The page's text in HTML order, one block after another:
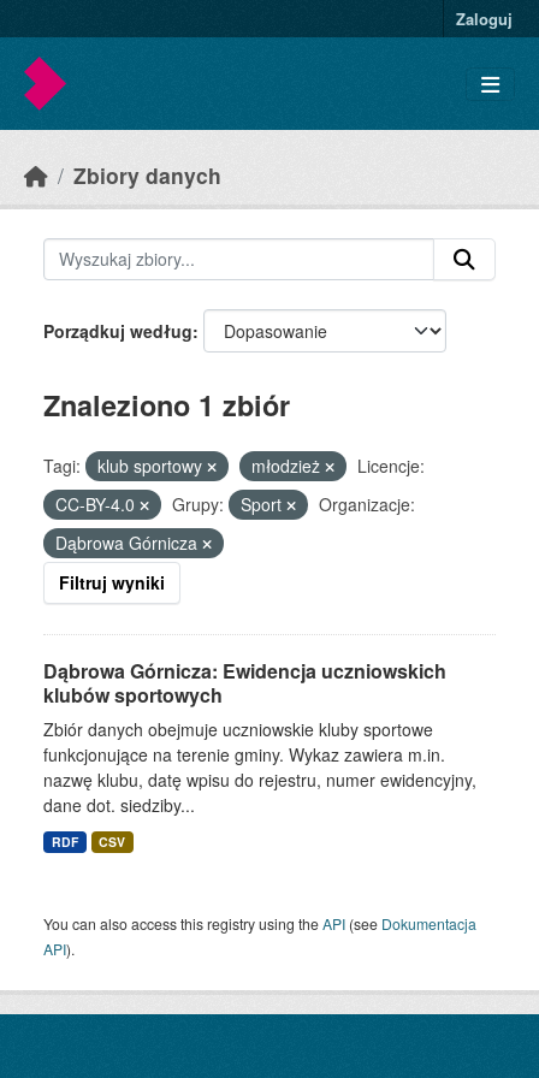
Zaloguj
Zbiory danych
Porządkuj według
Znaleziono 1 zbiór
Tagi: klub sportowy młodzież
Licencje:
CC-BY-4.0
Grupy: Sport
Organizacje:
Dąbrowa Górnicza
Filtruj wyniki
Dąbrowa Górnicza: Ewidencja uczniowskich
klubów sportowych
Zbiór danych obejmuje uczniowskie kluby sportowe
funkcjonujące na terenie gminy. Wykaz zawiera m.in.
nazwę klubu, datę wpisu do rejestru, numer ewidencyjny,
dane dot. siedziby...
RDF CSV
You can also access this registry using theAPI (see Dokumentacja
API).